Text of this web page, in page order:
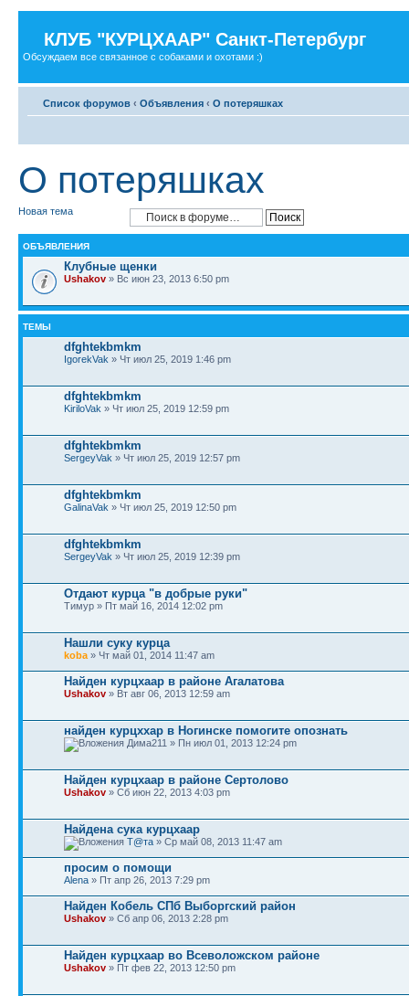
КЛУБ "КУРЦХААР" Санкт-Петербург
Обсуждаем все связанное с собаками и охотами :)
Список форумов ‹ Объявления ‹ О потеряшках
О потеряшках
Новая тема
ОБЪЯВЛЕНИЯ
Клубные щенки
Ushakov » Вс июн 23, 2013 6:50 pm
ТЕМЫ
dfghtekbmkm
IgorekVak » Чт июл 25, 2019 1:46 pm
dfghtekbmkm
KiriloVak » Чт июл 25, 2019 12:59 pm
dfghtekbmkm
SergeyVak » Чт июл 25, 2019 12:57 pm
dfghtekbmkm
GalinaVak » Чт июл 25, 2019 12:50 pm
dfghtekbmkm
SergeyVak » Чт июл 25, 2019 12:39 pm
Отдают курца "в добрые руки"
Тимур » Пт май 16, 2014 12:02 pm
Нашли суку курца
koba » Чт май 01, 2014 11:47 am
Найден курцхаар в районе Агалатова
Ushakov » Вт авг 06, 2013 12:59 am
найден курцххар в Ногинске помогите опознать
Дима211 » Пн июл 01, 2013 12:24 pm
Найден курцхаар в районе Сертолово
Ushakov » Сб июн 22, 2013 4:03 pm
Найдена сука курцхаар
Т@та » Ср май 08, 2013 11:47 am
просим о помощи
Alena » Пт апр 26, 2013 7:29 pm
Найден Кобель СПб Выборгский район
Ushakov » Сб апр 06, 2013 2:28 pm
Найден курцхаар во Всеволожском районе
Ushakov » Пт фев 22, 2013 12:50 pm